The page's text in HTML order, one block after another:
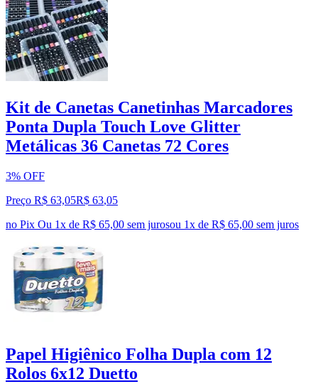
Kit de Canetas Canetinhas Marcadores
Ponta Dupla Touch Love Glitter
Metálicas 36 Canetas 72 Cores
3% OFF
Preço R$ 63,05R$ 63,05
no Pix Ou 1x de R$ 65,00 sem jurosou 1x de R$ 65,00 sem juros
Papel Higiênico Folha Dupla com 12
Rolos 6x12 Duetto